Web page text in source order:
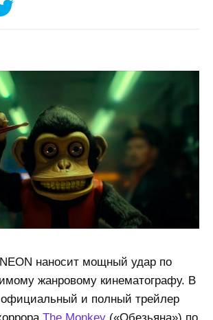
наносит мощный удар по
жанровому кинематографу. В
официальный и полный трейлер